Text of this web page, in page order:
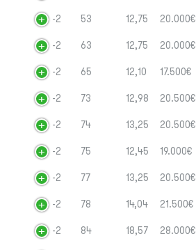
-2 53 12,75 20.000€
-2 63 12,75 20.000€
-2 65 12,10 17.500€
-2 73 12,98 20.500€
-2 74 13,25 20.500€
-2 75 12,45 19.000€
-2 77 13,25 20.500€
-2 78 14,04 21.500€
-2 84 18,57 28.000€